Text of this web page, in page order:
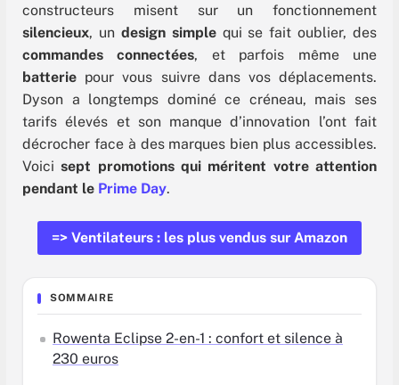
constructeurs misent sur un fonctionnement
silencieux, un design simplequi se fait oublier, des
commandes connectées, et parfois même une
batterie pour vous suivre dans vos déplacements.
Dyson a longtemps dominé ce créneau, mais ses
tarifs élevés et son manque d’innovation l’ont fait
décrocher face à des marques bien plus accessibles.
Voicisept promotions qui méritent votre attention
pendant le Prime Day.
=> Ventilateurs : les plus vendus sur Amazon
SOMMAIRE
Rowenta Eclipse 2-en-1 : confort et silence à
230 euros